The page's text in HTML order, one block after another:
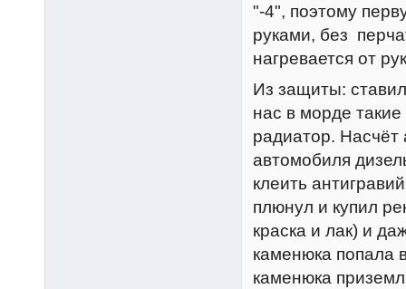
"-4", поэтому
руками, без
нагревается от
Из защиты:
нас в морде
радиатор. Насчёт
автомобиля
клеить
плюнул и купил
краска и лак) и
каменюка попала
каменюка